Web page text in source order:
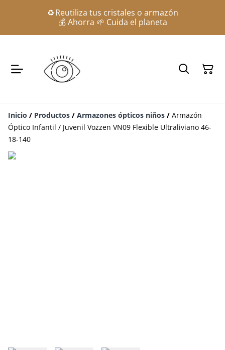
♻️ Reutiliza tus cristales o armazón
💰 Ahorra 🌱 Cuida el planeta
Inicio / Productos / Armazones ópticos niños / Armazón
Óptico Infantil / Juvenil Vozzen VN09 Flexible Ultraliviano 46-
18-140